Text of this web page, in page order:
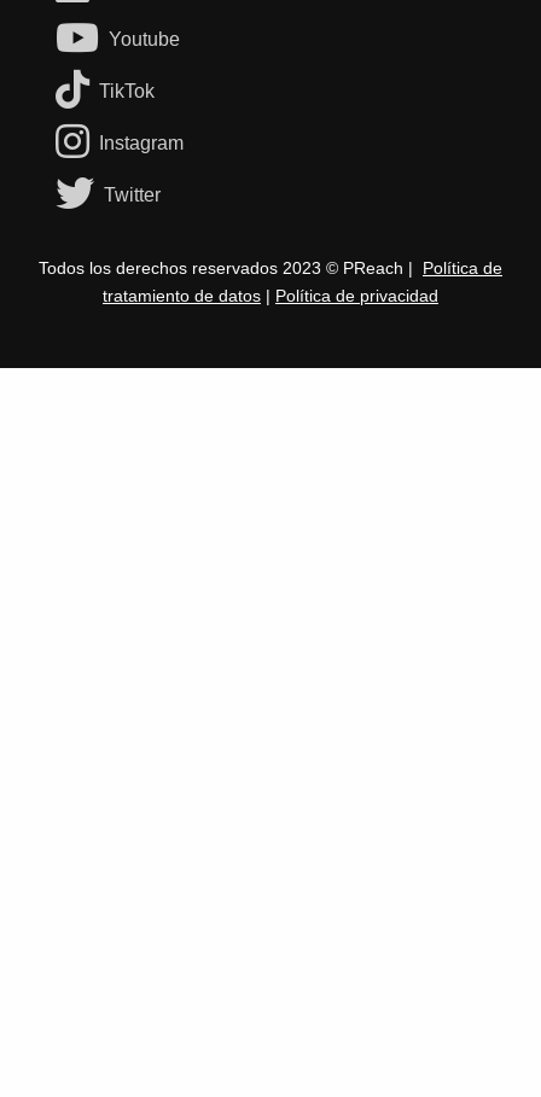
Youtube
TikTok
Instagram
Twitter
Todos los derechos reservados 2023 © PReach | Política de
tratamiento de datos | Política de privacidad